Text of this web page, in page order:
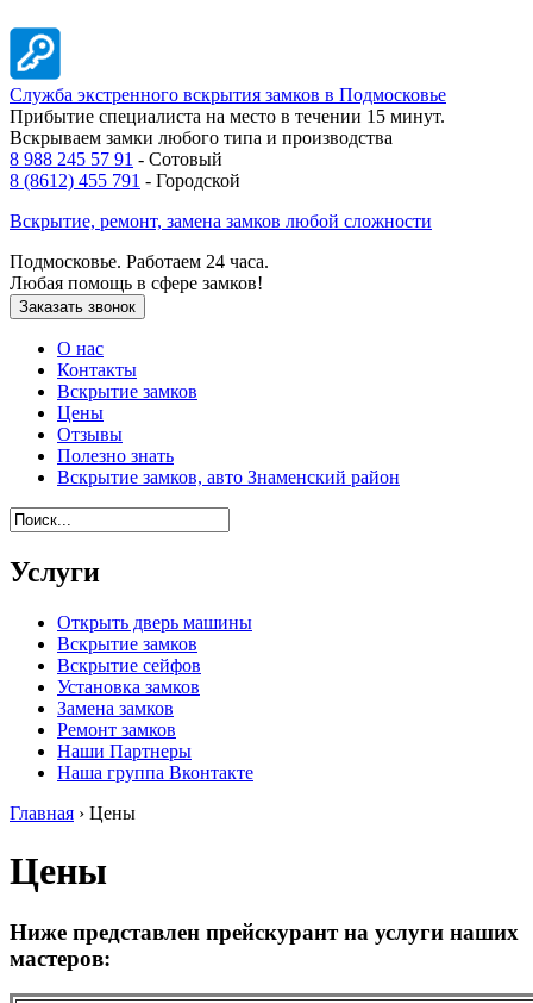
Служба экстренного вскрытия замков в Подмосковье
Прибытие специалиста на место в течении 15 минут.
Вскрываем замки любого типа и производства
8 988 245 57 91 - Сотовый
8 (8612) 455 791 - Городской
Вскрытие, ремонт, замена замков любой сложности
Подмосковье. Работаем 24 часа.
Любая помощь в сфере замков!
Заказать звонок
О нас
Контакты
Вскрытие замков
Цены
Отзывы
Полезно знать
Вскрытие замков, авто Знаменский район
Услуги
Открыть дверь машины
Вскрытие замков
Вскрытие сейфов
Установка замков
Замена замков
Ремонт замков
Наши Партнеры
Наша группа Вконтакте
Главная › Цены
Цены
Ниже представлен прейскурант на услуги наших
мастеров: